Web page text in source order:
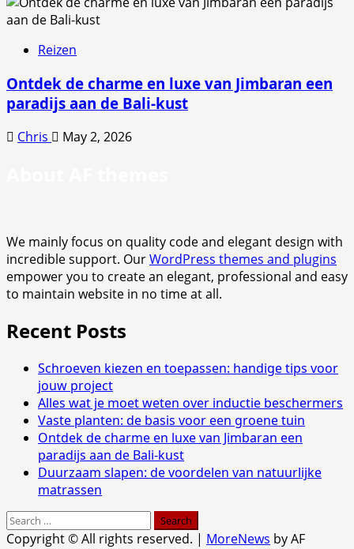
Reizen
Ontdek de charme en luxe van Jimbaran een
paradijs aan de Bali-kust
Chris May 2, 2026
We mainly focus on quality code and elegant design with
incredible support. OurWordPress themes and plugins
empower you to create an elegant, professional and easy
to maintain website in no time at all.
Recent Posts
Schroeven kiezen en toepassen: handige tips voor
jouw project
Alles wat je moet weten over inductie beschermers
Vaste planten: de basis voor een groene tuin
Ontdek de charme en luxe van Jimbaran een
paradijs aan de Bali-kust
Duurzaam slapen: de voordelen van natuurlijke
matrassen
Search
for:
Copyright © All rights reserved. | MoreNews by AF